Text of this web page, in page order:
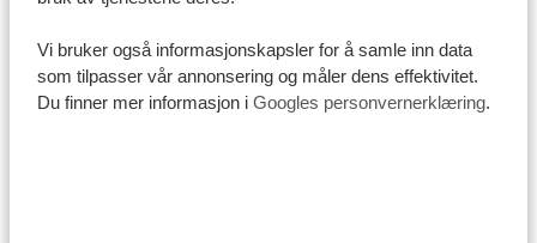
Vi bruker også informasjonskapsler for å samle inn data
som tilpasser vår annonsering og måler dens effektivitet.
Du finner mer informasjon i Googles personvernerklæring.
førsteprioritet, og det er en del av vår langsiktige
forpliktelse til å skape et bærekraftig Tanzania for alle.